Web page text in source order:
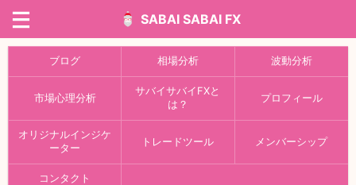
SABAI SABAI FX
ブログ 相場分析 波動分析
市場心理分析
サバイサバイFXと
は？
プロフィール
オリジナルインジケ
ーター
トレードツール メンバーシップ
コンタクト